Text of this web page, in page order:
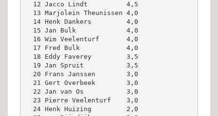
  12 Jacco Lindt          4,5
  13 Marjolein Theunissen 4,0
  14 Henk Dankers         4,0
  15 Jan Bulk             4,0
  16 Wim Veelenturf       4,0
  17 Fred Bulk            4,0
  18 Eddy Faverey         3,5
  19 Jan Spruit           3,5
  20 Frans Janssen        3,0
  21 Gert Overbeek        3,0
  22 Jan van Os           3,0
  23 Pierre Veelenturf    3,0
  24 Henk Huizing         2,0